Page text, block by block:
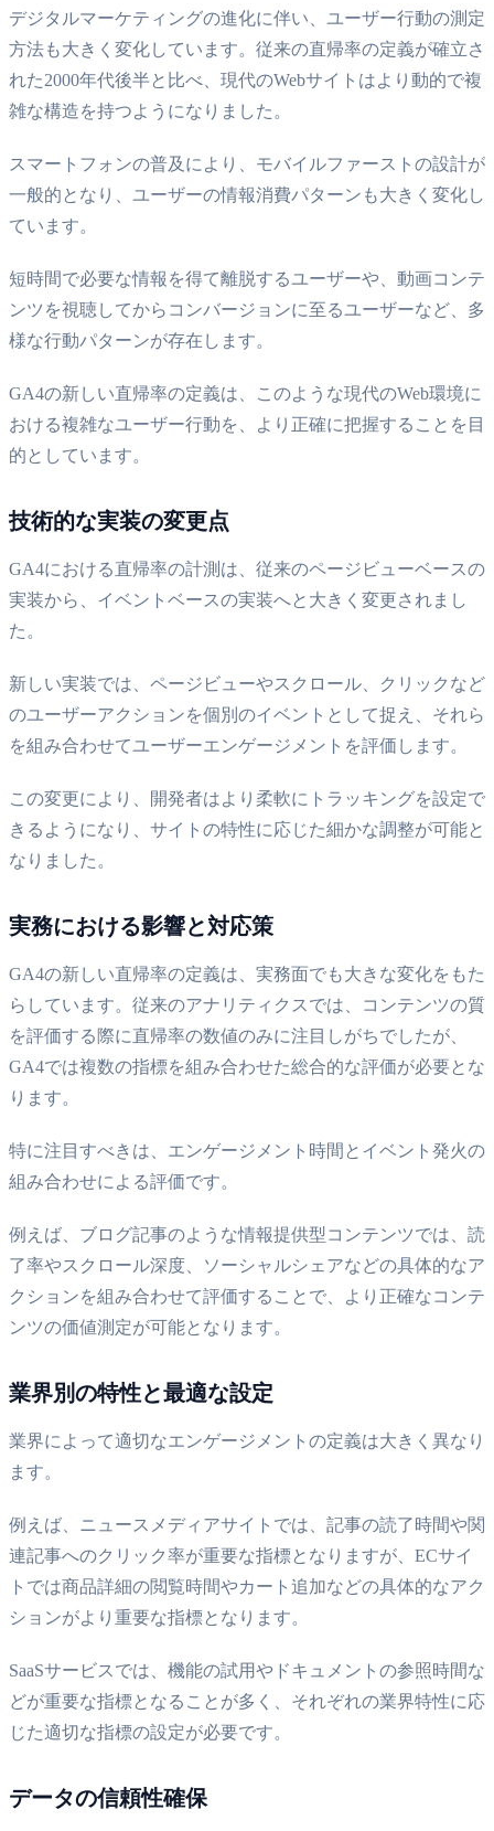
デジタルマーケティングの進化に伴い、ユーザー行動の測定
方法も大きく変化しています。従来の直帰率の定義が確立さ
れた2000年代後半と比べ、現代のWebサイトはより動的で複
雑な構造を持つようになりました。
スマートフォンの普及により、モバイルファーストの設計が
一般的となり、ユーザーの情報消費パターンも大きく変化し
ています。
短時間で必要な情報を得て離脱するユーザーや、動画コンテ
ンツを視聴してからコンバージョンに至るユーザーなど、多
様な行動パターンが存在します。
GA4の新しい直帰率の定義は、このような現代のWeb環境に
おける複雑なユーザー行動を、より正確に把握することを目
的としています。
技術的な実装の変更点
GA4における直帰率の計測は、従来のページビューベースの
実装から、イベントベースの実装へと大きく変更されまし
た。
新しい実装では、ページビューやスクロール、クリックなど
のユーザーアクションを個別のイベントとして捉え、それら
を組み合わせてユーザーエンゲージメントを評価します。
この変更により、開発者はより柔軟にトラッキングを設定で
きるようになり、サイトの特性に応じた細かな調整が可能と
なりました。
実務における影響と対応策
GA4の新しい直帰率の定義は、実務面でも大きな変化をもた
らしています。従来のアナリティクスでは、コンテンツの質
を評価する際に直帰率の数値のみに注目しがちでしたが、
GA4では複数の指標を組み合わせた総合的な評価が必要とな
ります。
特に注目すべきは、エンゲージメント時間とイベント発火の
組み合わせによる評価です。
例えば、ブログ記事のような情報提供型コンテンツでは、読
了率やスクロール深度、ソーシャルシェアなどの具体的なア
クションを組み合わせて評価することで、より正確なコンテ
ンツの価値測定が可能となります。
業界別の特性と最適な設定
業界によって適切なエンゲージメントの定義は大きく異なり
ます。
例えば、ニュースメディアサイトでは、記事の読了時間や関
連記事へのクリック率が重要な指標となりますが、ECサイ
トでは商品詳細の閲覧時間やカート追加などの具体的なアク
ションがより重要な指標となります。
SaaSサービスでは、機能の試用やドキュメントの参照時間な
どが重要な指標となることが多く、それぞれの業界特性に応
じた適切な指標の設定が必要です。
データの信頼性確保